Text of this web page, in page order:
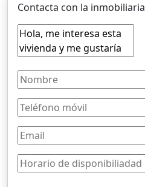
Contacta con la inmobiliaria